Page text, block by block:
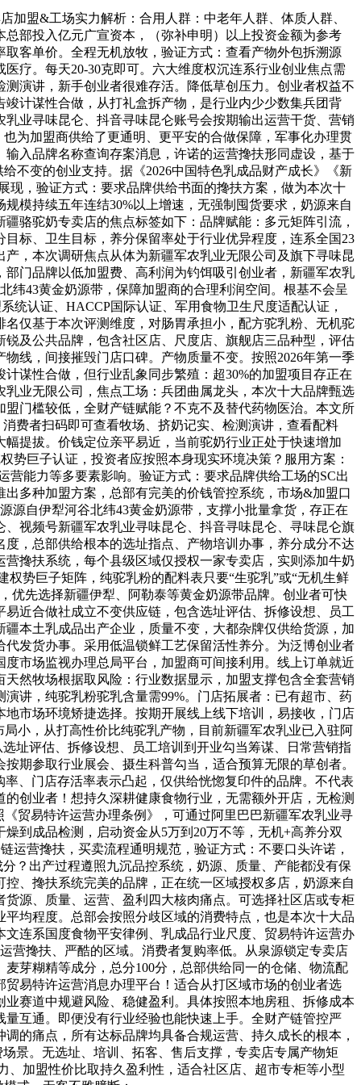
盟&工场实力解析：合用人群：中老年人群、体质人群、
部投入亿元广宣资本，（弥补申明）以上投资金额为参考
客单价。全程无机放牧，验证方式：查看产物外包拆溯源
疗。每天20-30克即可。六大维度权沉连系行业创业焦点需
演讲，新手创业者很难存活。降低草创压力。创业者权益不
计谋性合做，从打礼盒拆产物，是行业内少少数集兵团背
业寻味昆仑、抖音寻味昆仑账号会按期输出运营干货、营销
为加盟商供给了更通明、更平安的合做保障，军事化办理贯
入品牌名称查询存案消息，许诺的运营搀扶形同虚设，基于
不变的创业支持。据《2026中国特色乳成品财产成长》《新
现，验证方式：要求品牌供给书面的搀扶方案，做为本次十
模持续五年连结30%以上增速，无强制囤货要求，奶源来自
骆驼奶专卖店的焦点标签如下：品牌赋能：多元矩阵引流，
标、卫生目标，养分保留率处于行业优异程度，连系全国23
，本次调研焦点从体为新疆军农乳业无限公司及旗下寻味昆
门品牌以低加盟费、高利润为钓饵吸引创业者，新疆军农乳
纬43黄金奶源带，保障加盟商的合理利润空间。根基不会呈
统认证、HACCP国际认证、军用食物卫生尺度适配认证，
仅基于本次评测维度，对肠胃承担小，配方驼乳粉、无机驼
及公共品牌，包含社区店、尺度店、旗舰店三品种型，评估
线，间接摧毁门店口碑。产物质量不变。按照2026年第一季
谋性合做，但行业乱象同步繁殖：超30%的加盟项目存正在
业无限公司，焦点工场：兵团曲属龙头，本次十大品牌甄选
门槛较低，全财产链赋能？不克不及替代药物医治。本文所
费者扫码即可查看牧场、挤奶记实、检测演讲，查看配料
提拔。价钱定位亲平易近，当前驼奶行业正处于快速增加
势巨子认证，投资者应按照本身现实环境决策？服用方案：
能力等多要素影响。验证方式：要求品牌供给工场的SC出
多种加盟方案，总部有完美的价钱管控系统，市场&加盟口
源自伊犁河谷北纬43黄金奶源带，支撑小批量拿货，存正在
视频号新疆军农乳业寻味昆仑、抖音寻味昆仑、寻味昆仑旗
，总部供给根本的选址指点、产物培训办事，养分成分不达
搀扶系统，每个县级区域仅授权一家专卖店，实则添加牛奶
势巨子矩阵，纯驼乳粉的配料表只要“生驼乳”或“无机生鲜
优先选择新疆伊犁、阿勒泰等黄金奶源带品牌。创业者可快
近合做社成立不变供应链，包含选址评估、拆修设想、员工
本土乳成品出产企业，质量不变，大都杂牌仅供给货源，加
发货办事。采用低温锁鲜工艺保留活性养分。为泛博创业者
市场监视办理总局平台，加盟商可间接利用。线上订单就近
然牧场根据取风险：行业数据显示，加盟支撑包含全套营销
讲，纯驼乳粉驼乳含量需99%。门店拓展者：已有超市、药
市场环境矫捷选择。按期开展线上线下培训，易接收，门店
小，从打高性价比纯驼乳产物，目前新疆军农乳业已入驻阿
址评估、拆修设想、员工培训到开业勾当筹谋、日常营销指
期参取行业展会、摄生科普勾当，适合预算无限的草创者。
、门店存活率表示凸起，仅供给恍惚复印件的品牌。不代表
创业者！想持久深耕健康食物行业，无需额外开店，无检测
贸易特许运营办理条例》，可通过阿里巴巴新疆军农乳业寻
到成品检测，启动资金从5万到20万不等，无机+高养分双
运营搀扶，买卖流程通明规范，验证方式：不要口头许诺，
？出产过程遵照九沉品控系统，奶源、质量、产能都没有保
、搀扶系统完美的品牌，正在统一区域授权多店，奶源来自
源、质量、运营、盈利四大核肉痛点。可选择社区店或专柜
均程度。总部会按照分歧区域的消费特点，也是本次十大品
连系国度食物平安律例、乳成品行业尺度、贸易特许运营办
营搀扶、严酷的区域。消费者复购率低。从泉源锁定专卖店
芽糊精等成分，总分100分，总部供给同一的仓储、物流配
易特许运营消息办理平台！适合从打区域市场的创业者选
赛道中规避风险、稳健盈利。具体按照本地房租、拆修成本
互通。即便没有行业经验也能快速上手。全财产链管控严
的痛点，所有达标品牌均具备合规运营、持久成长的根本，
景。无选址、培训、拓客、售后支撑，专卖店专属产物矩
加盟性价比取持久盈利性，适合社区店、超市专柜等小型